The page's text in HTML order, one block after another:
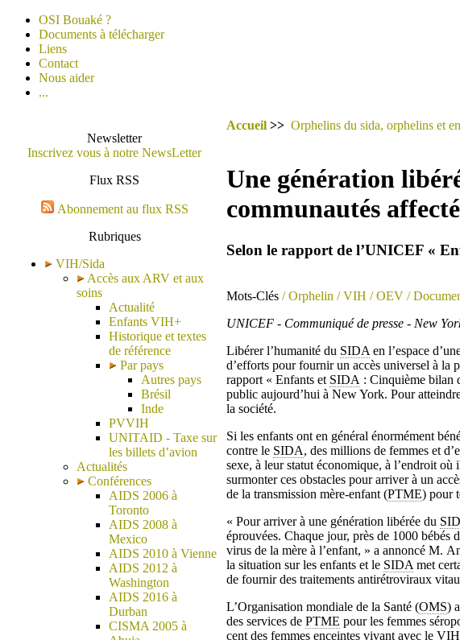
OSI Bouaké ?
Documents à télécharger
Liens
Contact
Nous aider
...
Newsletter
Inscrivez vous à notre NewsLetter
Flux RSS
Abonnement au flux RSS
Rubriques
VIH/Sida
Accès aux ARV et aux
soins
Actualité
Enfants VIH+
Historique et textes
de référence
Par pays
Autres pays
Brésil
Inde
PVVIH
UNITAID - Taxe sur
les billets d’avion
Actualités
Conférences
AIDS 2006 à
Toronto
AIDS 2008 à
Mexico
AIDS 2010 à Vienne
AIDS 2012 à
Washington
AIDS 2016 à
Durban
CISMA 2005 à
Accueil >> Orphelins du sida, orphelins et
Une génération
communautés
Selon le rapport de l’UNICEF «
Mots-Clés / Orphelin / VIH / OEV /
UNICEF - Communiqué de presse - New
Libérer l’humanité du SIDA en l’espace
d’efforts pour fournir un accès universel à la
rapport « Enfants et SIDA : Cinquième bilan
public aujourd’hui à New York. Pour
la société.
Si les enfants ont en général énormément
contre le SIDA, des millions de femmes et
sexe, à leur statut économique, à l’endroit
surmonter ces obstacles pour arriver à un
de la transmission mère-enfant (PTME) pour
« Pour arriver à une génération libérée du
éprouvées. Chaque jour, près de 1000 bébés
virus de la mère à l’enfant, » a annoncé M.
la situation sur les enfants et le SIDA met
de fournir des traitements antirétroviraux
L’Organisation mondiale de la Santé (OMS)
des services de PTME pour les femmes
cent des femmes enceintes vivant avec le VIH